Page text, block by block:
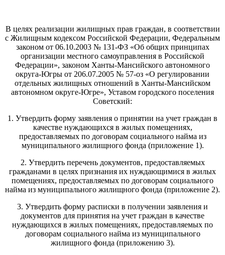
В целях реализации жилищных прав граждан, в соответствии
с Жилищным кодексом Российской Федерации, Федеральным
законом от 06.10.2003 № 131-ФЗ «Об общих принципах
организации местного самоуправления в Российской
Федерации», законом Ханты-Мансийского автономного
округа-Югры от 206.07.2005 № 57-оз «О регулировании
отдельных жилищных отношений в Ханты-Мансийском
автономном округе-Югре», Уставом городского поселения
Советский:
1. Утвердить форму заявления о принятии на учет граждан в
качестве нуждающихся в жилых помещениях,
предоставляемых по договорам социального найма из
муниципального жилищного фонда (приложение 1).
2. Утвердить перечень документов, предоставляемых
гражданами в целях признания их нуждающимися в жилых
помещениях, предоставляемых по договорам социального
найма из муниципального жилищного фонда (приложение 2).
3. Утвердить форму расписки в получении заявления и
документов для принятия на учет граждан в качестве
нуждающихся в жилых помещениях, предоставляемых по
договорам социального найма из муниципального
жилищного фонда (приложению 3).